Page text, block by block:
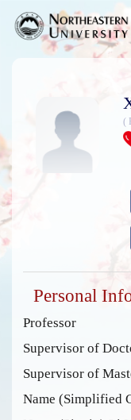
(
Personal
Professor
Supervisor of
Supervisor of
Name (Simplified